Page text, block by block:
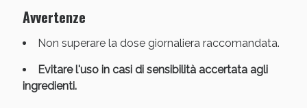
Avvertenze
Non superare la dose giornaliera raccomandata.
Evitare l'uso in casi di sensibilità accertata agli
ingredienti.